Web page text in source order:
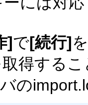
]で[続行]
得する
の